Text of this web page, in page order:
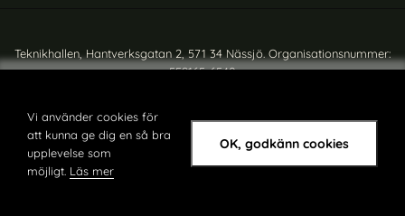
Vi använder cookies för
att kunna ge dig en så bra
upplevelse som
möjligt. Läs mer
OK, godkänn cookies
Teknikhallen, Hantverksgatan 2, 571 34 Nässjö. Organisationsnummer:
559165-6540